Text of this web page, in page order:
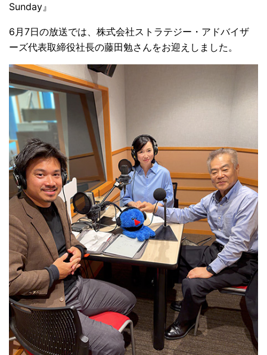
Sunday』
6月7日の放送では、株式会社ストラテジー・アドバイザ
ーズ代表取締役社長の藤田勉さんをお迎えしました。